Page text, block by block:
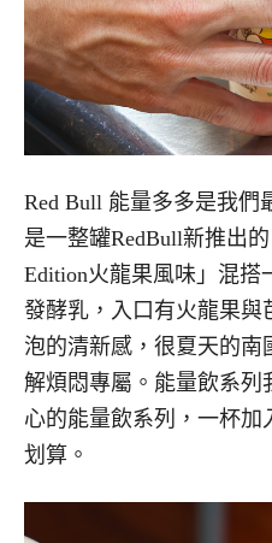
Red Bull 能量多多是我們
是一整罐RedBull新推出
Edition火龍果風味」混搭
發酵乳，入口有火龍果與
泡的清新感，很夏天的南
解煩悶專屬。能量飲系列
心的能量飲系列，一杯加
划算。